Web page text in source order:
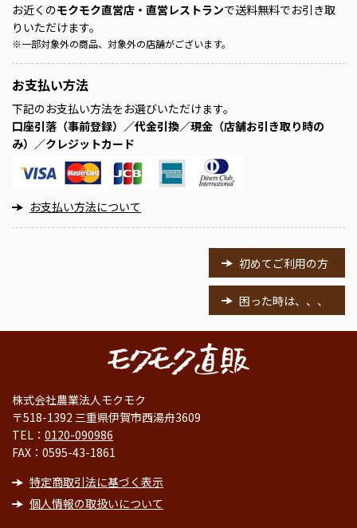
お近くのモクモク直営店・直営レストランで送料無料でお引き取
りいただけます。
※一部対象外の商品、対象外の店舗がございます。
お支払い方法
下記のお支払い方法をお選びいただけます。
口座引落（事前登録）／代金引換／現金（店舗お引き取り時の
み）／クレジットカード
お支払い方法について
初めてご利用の方
困った時は、、、
株式会社農業法人モクモク
〒518-1392 三重県伊賀市西湯舟3609
TEL： 0120-090986
FAX：0595-43-1861
特定商取引法に基づく表示
個人情報の取扱いについて